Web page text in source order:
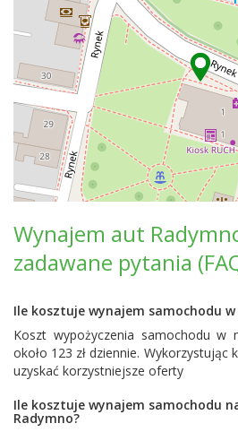
Wynajem aut
zadawane pytania
Ile kosztuje wynajem samochodu
Koszt wypożyczenia samochodu w
około 123 zł dziennie.
uzyskać korzystniejsze oferty
Ile kosztuje wynajem samochodu
Radymno?